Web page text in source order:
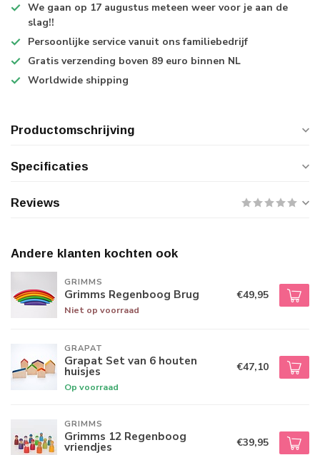
We gaan op 17 augustus meteen weer voor je aan de
slag!!
Persoonlijke service vanuit ons familiebedrijf
Gratis verzending boven 89 euro binnen NL
Worldwide shipping
Productomschrijving
Specificaties
Reviews
Andere klanten kochten ook
GRIMMS
Grimms Regenboog Brug
Niet op voorraad
€49,95
GRAPAT
Grapat Set van 6 houten
huisjes
Op voorraad
€47,10
GRIMMS
Grimms 12 Regenboog
vriendjes €39,95